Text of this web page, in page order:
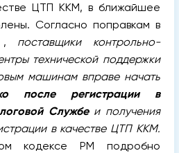
ЦТП ККМ, в ближайшее
Согласно поправкам в
, поставщики контрольно-
технической поддержки
машинам вправе начать
после регистрации в
Службеи получения
в качестве ЦТП ККМ.
кодексе РМ подробно